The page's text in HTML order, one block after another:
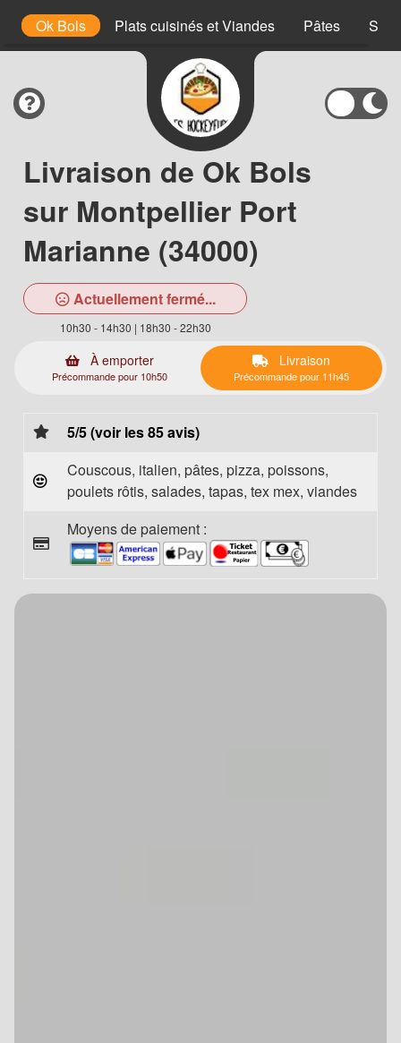
Ok Bols Plats cuisinés et Viandes Pâtes
Livraison de Ok Bols
sur Montpellier Port
Marianne (34000)
Actuellement fermé...
10h30 - 14h30 | 18h30 - 22h30
À emporter
Précommande pour 10h50
Livraison
Précommande pour 11h45
5/5 (voir les 85 avis)
Couscous, italien, pâtes, pizza, poissons,
poulets rôtis, salades, tapas, tex mex, viandes
Moyens de paiement :